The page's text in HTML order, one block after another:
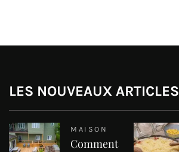
LES NOUVEAUX ARTICLES
MAISON
Comment